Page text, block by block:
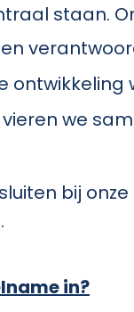
staan.
we
bij
in?